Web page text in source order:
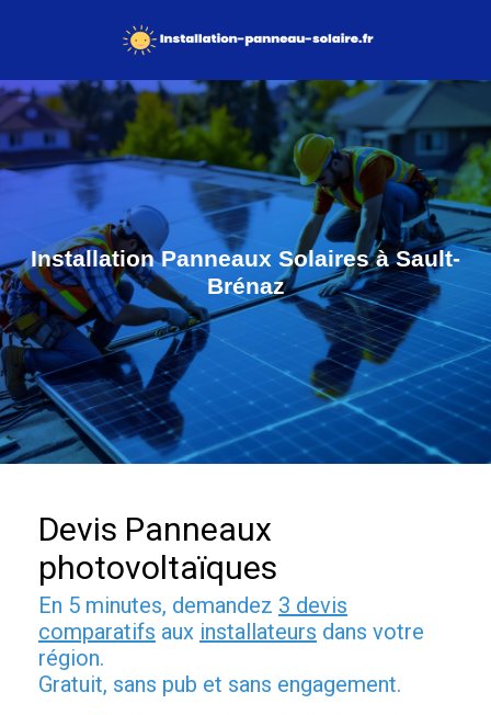
Installation Panneaux Solaires à Sault-
Brénaz
Devis Panneaux
photovoltaïques
En 5 minutes, demandez 3 devis
comparatifs aux installateurs dans votre
région.
Gratuit, sans pub et sans engagement.